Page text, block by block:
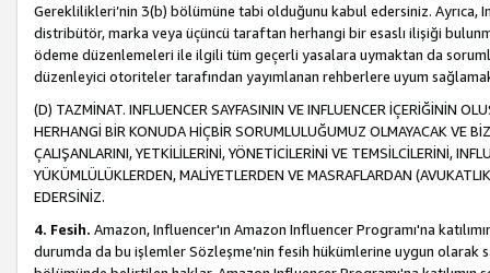
Gereklilikleri’nin 3(b) bölümüne tabi olduğunu kabul edersiniz. Ayrıca,
distribütör, marka veya üçüncü taraftan herhangi bir esaslı ilişiği
ödeme düzenlemeleri ile ilgili tüm geçerli yasalara uymaktan da
düzenleyici otoriteler tarafından yayımlanan rehberlere uyum
(D) TAZMİNAT. INFLUENCER SAYFASININ VE INFLUENCER İÇERİĞİNİN
HERHANGİ BİR KONUDA HİÇBİR SORUMLULUĞUMUZ OLMAYACAK VE
ÇALIŞANLARINI, YETKİLİLERİNİ, YÖNETİCİLERİNİ VE TEMSİLCİLERİNİ,
YÜKÜMLÜLÜKLERDEN, MALİYETLERDEN VE MASRAFLARDAN
EDERSİNİZ.
4. Fesih. Amazon, Influencer'ın Amazon Influencer Programı'na
durumda da bu işlemler Sözleşme’nin fesih hükümlerine uygun olarak